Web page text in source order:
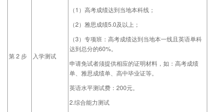
第 2 步 入学测试
（1）高考成绩达到当地本科线；
（2）雅思成绩5.0及以上；
（3）专项班：高考成绩达到当地本一线且英语单科
达到总分的60%。
申请免试者须提供相应的证明材料，如：高考成绩
单、雅思成绩单、高中毕业证等。
英语水平测试费：200元。
2.综合能力测试